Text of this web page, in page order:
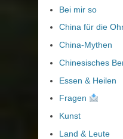
Bei mir so
China für die
China-Mythen
Chinesisches
Essen & Heilen
Fragen
Kunst
Land & Leute